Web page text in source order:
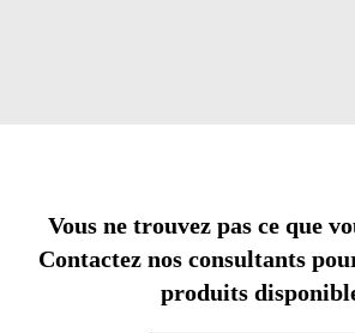
Vous ne trouvez pas ce que
Contactez nos consultants
produits